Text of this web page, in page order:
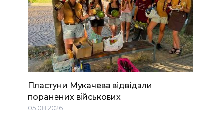
Пластуни Мукачева відвідали
поранених військових
05.08.2026